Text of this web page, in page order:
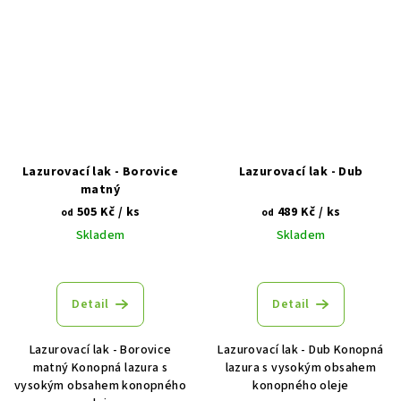
Lazurovací lak - Borovice
matný
od 505 Kč / ks
Skladem
Detail
Lazurovací lak - Borovice
matný Konopná lazura s
vysokým obsahem konopného
Lazurovací lak - Dub
od 489 Kč / ks
Skladem
Detail
Lazurovací lak - Dub Konopná
lazura s vysokým obsahem
konopného oleje